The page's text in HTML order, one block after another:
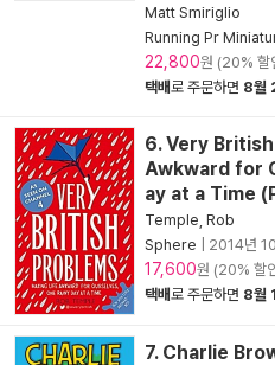
Matt Smiriglio
Running Pr
22,800원 (20% 할
택배로 주문하면 8월
6. Very
Awkward for
ay at a Time
Temple, Rob
Sphere
2014년
17,600원 (20% 할
택배로 주문하면 8월
7. Charlie